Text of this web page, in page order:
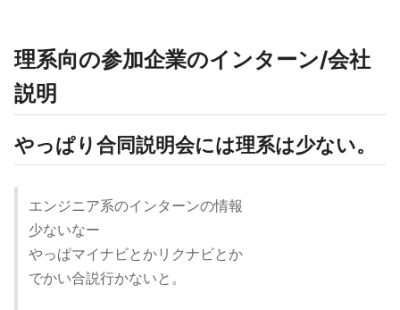
理系向の参加企業のインターン/会社
説明
やっぱり合同説明会には理系は少ない。
エンジニア系のインターンの情報
少ないなー
やっぱマイナビとかリクナビとか
でかい合説行かないと。